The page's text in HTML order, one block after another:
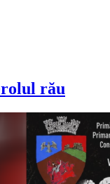
rău